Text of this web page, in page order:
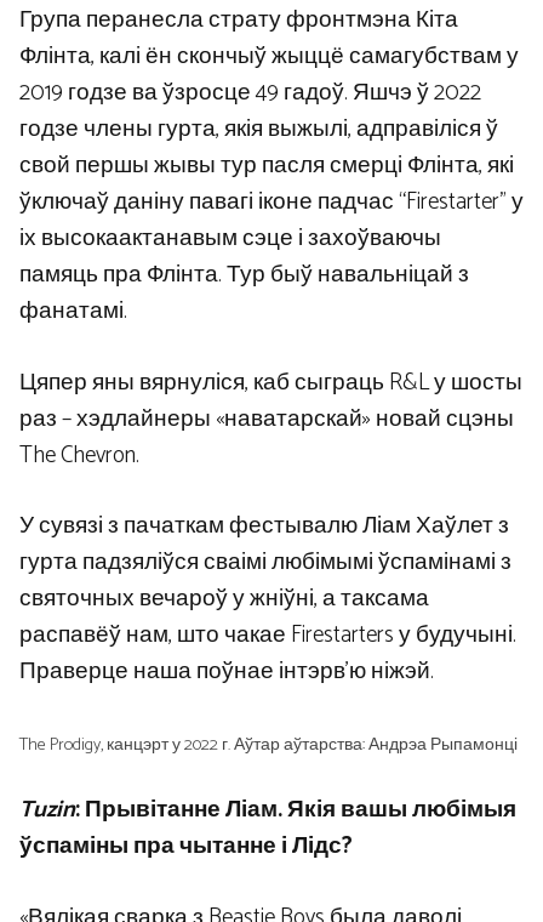
Група перанесла страту фронтмэна Кіта
Флінта, калі ён скончыў жыццё самагубствам у
2019 годзе ва ўзросце 49 гадоў. Яшчэ ў 2022
годзе члены гурта, якія выжылі, адправіліся ў
свой першы жывы тур пасля смерці Флінта, які
ўключаў даніну павагі іконе падчас “Firestarter” у
іх высокаактанавым сэце і захоўваючы
памяць пра Флінта. Тур быў навальніцай з
фанатамі.
Цяпер яны вярнуліся, каб сыграць R&L у шосты
раз – хэдлайнеры «наватарскай» новай сцэны
The Chevron.
У сувязі з пачаткам фестывалю Ліам Хаўлет з
гурта падзяліўся сваімі любімымі ўспамінамі з
святочных вечароў у жніўні, а таксама
распавёў нам, што чакае Firestarters у будучыні.
Праверце наша поўнае інтэрв’ю ніжэй.
The Prodigy, канцэрт у 2022 г. Аўтар аўтарства: Андрэа Рыпамонці
Tuzin: Прывітанне Ліам. Якія вашы любімыя
ўспаміны пра чытанне і Лідс?